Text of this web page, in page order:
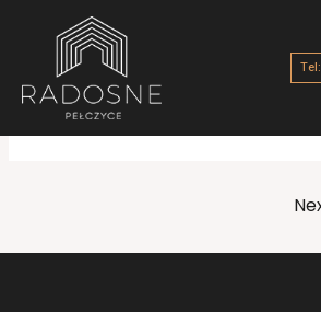
content
23
By Radosne / 24 września, 2023
Nawigacja
wpisu